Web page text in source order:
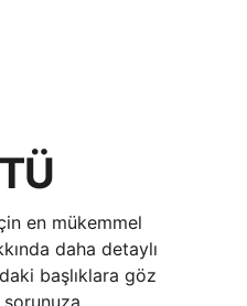
en mükemmel
daha detaylı
başlıklara göz